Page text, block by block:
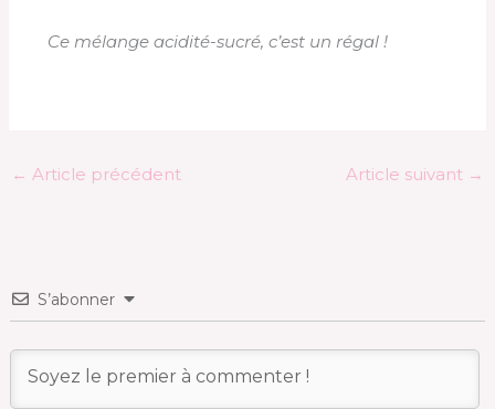
Ce mélange acidité-sucré, c’est un régal !
← Article précédent Article suivant →
S’abonner